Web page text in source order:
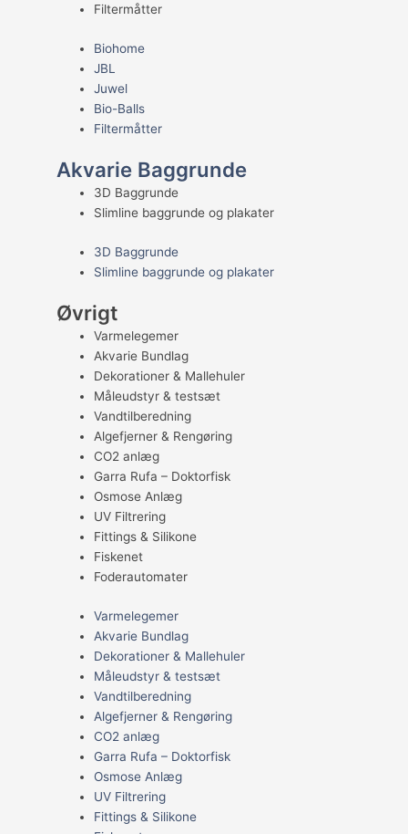
Filtermåtter
Biohome
JBL
Juwel
Bio-Balls
Filtermåtter
Akvarie Baggrunde
3D Baggrunde
Slimline baggrunde og plakater
3D Baggrunde
Slimline baggrunde og plakater
Øvrigt
Varmelegemer
Akvarie Bundlag
Dekorationer & Mallehuler
Måleudstyr & testsæt
Vandtilberedning
Algefjerner & Rengøring
CO2 anlæg
Garra Rufa – Doktorfisk
Osmose Anlæg
UV Filtrering
Fittings & Silikone
Fiskenet
Foderautomater
Varmelegemer
Akvarie Bundlag
Dekorationer & Mallehuler
Måleudstyr & testsæt
Vandtilberedning
Algefjerner & Rengøring
CO2 anlæg
Garra Rufa – Doktorfisk
Osmose Anlæg
UV Filtrering
Fittings & Silikone